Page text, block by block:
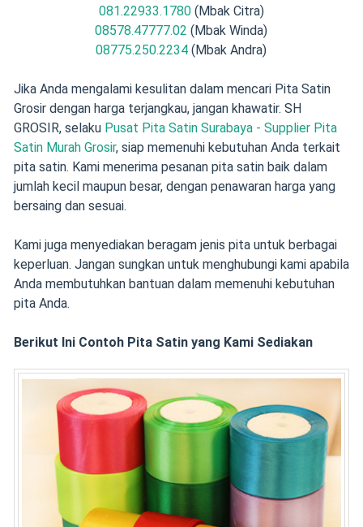
081.22933.1780(Mbak Citra)
08578.47777.02 (Mbak Winda)
08775.250.2234 (Mbak Andra)
Jika Anda mengalami kesulitan dalam mencari Pita Satin
Grosir dengan harga terjangkau, jangan khawatir. SH
GROSIR, selaku Pusat Pita Satin Surabaya - Supplier Pita
Satin Murah Grosir, siap memenuhi kebutuhan Anda terkait
pita satin. Kami menerima pesanan pita satin baik dalam
jumlah kecil maupun besar, dengan penawaran harga yang
bersaing dan sesuai.
Kami juga menyediakan beragam jenis pita untuk berbagai
keperluan. Jangan sungkan untuk menghubungi kami apabila
Anda membutuhkan bantuan dalam memenuhi kebutuhan
pita Anda.
Berikut Ini Contoh Pita Satin yang Kami Sediakan